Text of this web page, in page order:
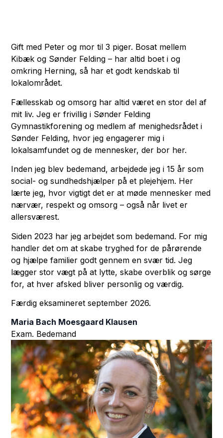
Gift med Peter og mor til 3 piger. Bosat mellem
Kibæk og Sønder Felding – har altid boet i og
omkring Herning, så har et godt kendskab til
lokalområdet.
Fællesskab og omsorg har altid været en stor del af
mit liv. Jeg er frivillig i Sønder Felding
Gymnastikforening og medlem af menighedsrådet i
Sønder Felding, hvor jeg engagerer mig i
lokalsamfundet og de mennesker, der bor her.
Inden jeg blev bedemand, arbejdede jeg i 15 år som
social- og sundhedshjælper på et plejehjem. Her
lærte jeg, hvor vigtigt det er at møde mennesker med
nærvær, respekt og omsorg – også når livet er
allersværest.
Siden 2023 har jeg arbejdet som bedemand. For mig
handler det om at skabe tryghed for de pårørende
og hjælpe familier godt gennem en svær tid. Jeg
lægger stor vægt på at lytte, skabe overblik og sørge
for, at hver afsked bliver personlig og værdig.
Færdig eksamineret september 2026.
Maria Bach Moesgaard Klausen
Exam. Bedemand